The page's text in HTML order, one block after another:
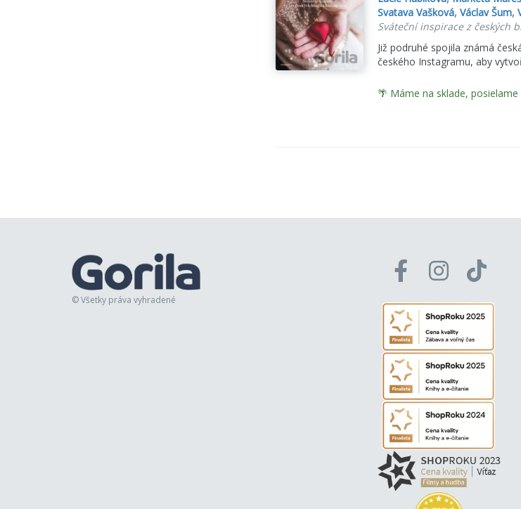
Svatava Vašková, Václav Šum,
Sváteční inspirace z českých
Již podruhé spojila známá
českého Instagramu, aby
🌴 Máme na sklade, posielame
© Všetky práva vyhradené